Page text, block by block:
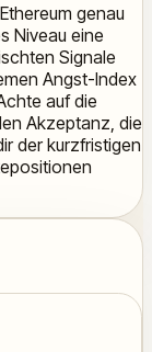
genau
Niveau eine
Signale
Angst-Index
auf die
Akzeptanz, die
der kurzfristigen